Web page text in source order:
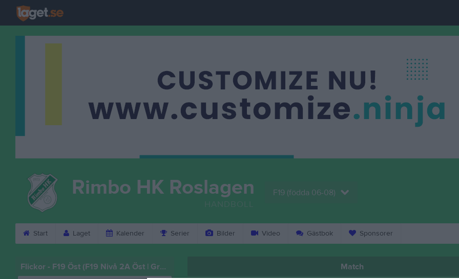
Rimbo HK Roslagen F19 (födda 06-08)
Start Laget Kalender Serier Bilder Video Gästbok Sponsorer
Flickor - F19 Öst (F19 Nivå 2A Öst | Grundserie) Match